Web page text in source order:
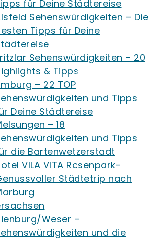
für Deine Städtereise
Sehenswürdigkeiten – Die
Tipps für Deine
Sehenswürdigkeiten – 20
& Tipps
– 22 TOP
und Tipps
Deine Städtereise
– 18
und Tipps
die Bartenwetzerstadt
VILA VITA Rosenpark-
Städtetrip nach
Weser –
und die